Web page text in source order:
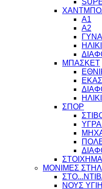
Α1
Α2
ΜΠΑΣΚΕΤ
ΣΠΟΡ
ΣΤΟΙΧΗΜΑ
ΜΟΝΙΜΕΣ
ΝΟΥΣ